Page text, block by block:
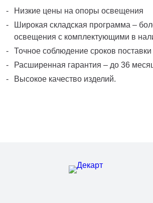
Низкие цены на опоры освещения
Широкая складская программа –
освещения с комплектующими в
Точное соблюдение сроков поставки
Расширенная гарантия – до 36
Высокое качество изделий.